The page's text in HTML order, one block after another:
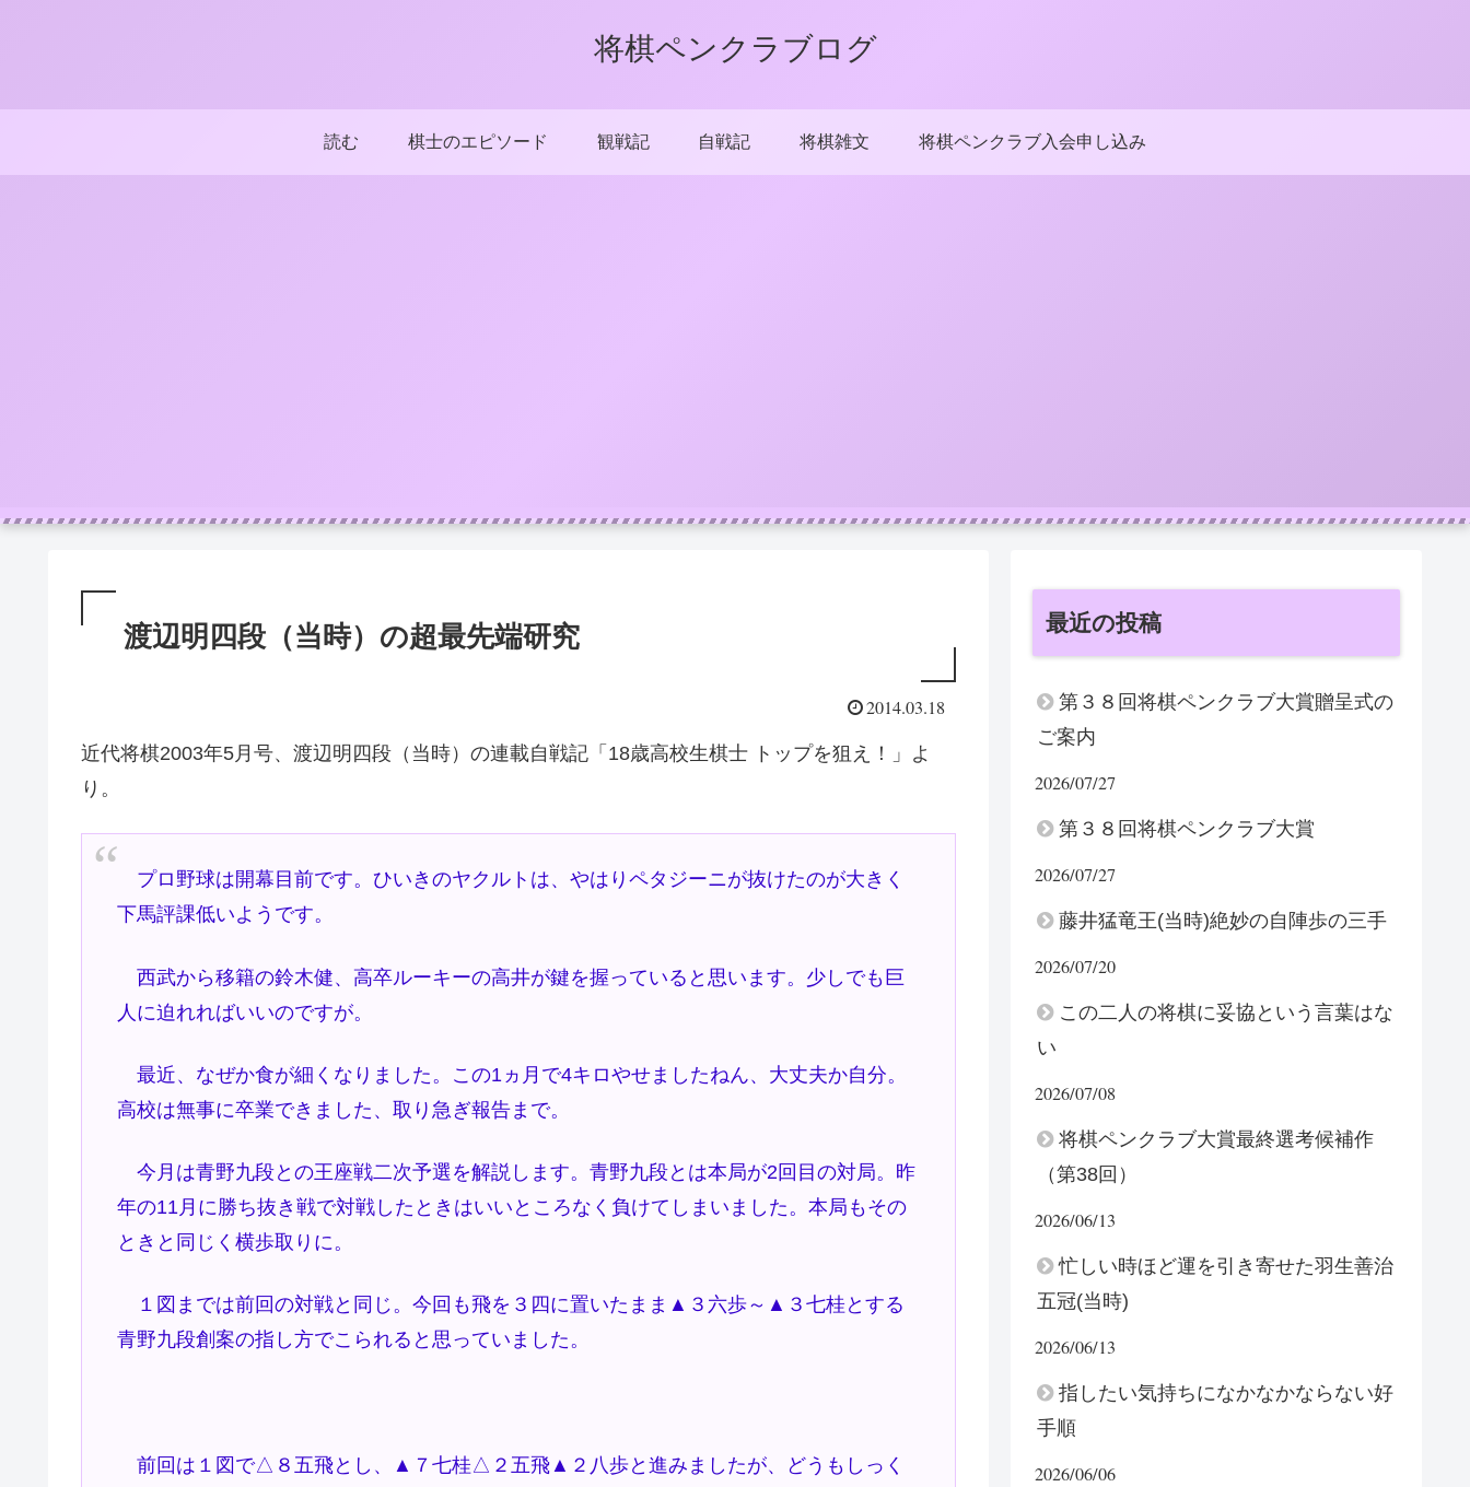
将棋ペンクラブログ
読む 棋士のエピソード 観戦記 自戦記 将棋雑文 将棋ペンクラブ入会申し込み
渡辺明四段（当時）の超最先端研究
2014.03.18
近代将棋2003年5月号、渡辺明四段（当時）の連載自戦記「18歳高校生棋士 トップを狙え！」よ
り。
プロ野球は開幕目前です。ひいきのヤクルトは、やはりペタジーニが抜けたのが大きく
下馬評課低いようです。
西武から移籍の鈴木健、高卒ルーキーの高井が鍵を握っていると思います。少しでも巨
人に迫れればいいのですが。
最近、なぜか食が細くなりました。この1ヵ月で4キロやせましたねん、大丈夫か自分。
高校は無事に卒業できました、取り急ぎ報告まで。
今月は青野九段との王座戦二次予選を解説します。青野九段とは本局が2回目の対局。昨
年の11月に勝ち抜き戦で対戦したときはいいところなく負けてしまいました。本局もその
ときと同じく横歩取りに。
１図までは前回の対戦と同じ。今回も飛を３四に置いたまま▲３六歩～▲３七桂とする
青野九段創案の指し方でこられると思っていました。
前回は１図で△８五飛とし、▲７七桂△２五飛▲２八歩と進みましたが、どうもしっく
最近の投稿
第３８回将棋ペンクラブ大賞贈呈式の
ご案内
2026/07/27
第３８回将棋ペンクラブ大賞
2026/07/27
藤井猛竜王(当時)絶妙の自陣歩の三手
2026/07/20
この二人の将棋に妥協という言葉はな
い
2026/07/08
将棋ペンクラブ大賞最終選考候補作
（第38回）
2026/06/13
忙しい時ほど運を引き寄せた羽生善治
五冠(当時)
2026/06/13
指したい気持ちになかなかならない好
手順
2026/06/06